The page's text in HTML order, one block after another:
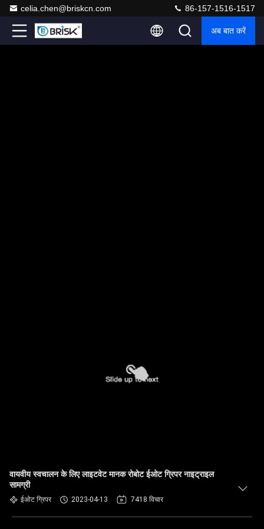
celia.chen@briskcn.com 86-157-1516-1517
अब बात करें
वायवीय स्वचालन के लिए लाइटवेट मानक रोबोट ईओट ग्रिपर नाइट्राइल
सामग्री
ईओट ग्रिपर 2023-04-13 7418 विचार